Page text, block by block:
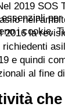
2019
la
e quindi
al fine
i cookie.